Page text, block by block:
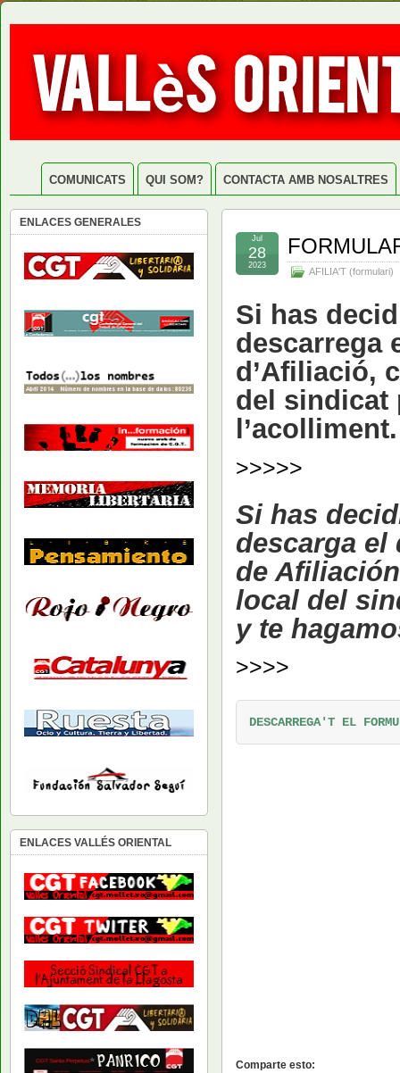
COMUNICATS QUI SOM? CONTACTA AMB NOSALTRES
AFILIA'T (formulari)
Jul
28
2023
Si has
descarrega
d’Afiliació,
del sindicat
l’acolliment.
>>>>>
Si has
descarga
de
local del
y te
>>>>
DESCARREGA'T EL
Comparte esto:
ENLACES GENERALES
ENLACES VALLÉS ORIENTAL